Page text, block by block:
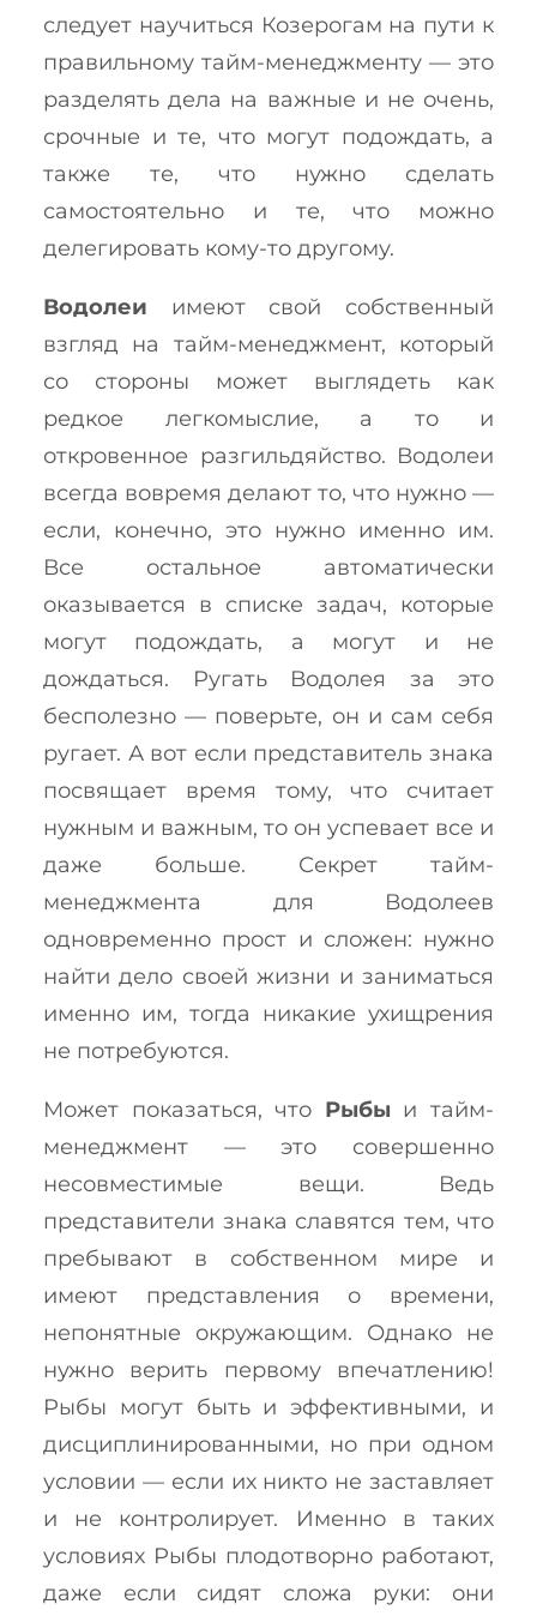
следует научиться Козерогам на пути к
правильному тайм-менеджменту — это
разделять дела на важные и не очень,
срочные и те, что могут подождать, а
также те, что нужно сделать
самостоятельно и те, что можно
делегировать кому-то другому.
Водолеи имеют свой собственный
взгляд на тайм-менеджмент, который
со стороны может выглядеть как
редкое легкомыслие, а то и
откровенное разгильдяйство. Водолеи
всегда вовремя делают то, что нужно —
если, конечно, это нужно именно им.
Все остальное автоматически
оказывается в списке задач, которые
могут подождать, а могут и не
дождаться. Ругать Водолея за это
бесполезно — поверьте, он и сам себя
ругает. А вот если представитель знака
посвящает время тому, что считает
нужным и важным, то он успевает все и
даже больше. Секрет тайм-
менеджмента для Водолеев
одновременно прост и сложен: нужно
найти дело своей жизни и заниматься
именно им, тогда никакие ухищрения
не потребуются.
Может показаться, что Рыбы и тайм-
менеджмент — это совершенно
несовместимые вещи. Ведь
представители знака славятся тем, что
пребывают в собственном мире и
имеют представления о времени,
непонятные окружающим. Однако не
нужно верить первому впечатлению!
Рыбы могут быть и эффективными, и
дисциплинированными, но при одном
условии — если их никто не заставляет
и не контролирует. Именно в таких
условиях Рыбы плодотворно работают,
даже если сидят сложа руки: они